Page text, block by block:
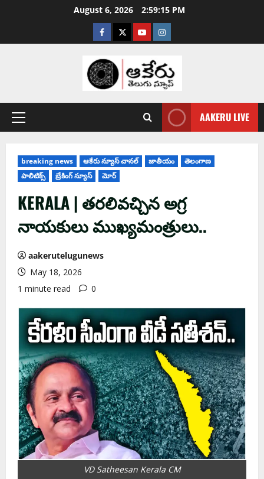
August 6, 2026 2:59:16 PM
AAKERU LIVE
breaking news ఆకేరు న్యూస్ చానల్ జాతీయం
తెలంగాణ
పాలిటిక్స్
బ్రేకింగ్ న్యూస్ మోర్
KERALA | తరలివచ్చిన అగ్ర
నాయకులు ముఖ్యమంత్రులు..
aakerutelugunews
May 18, 2026
1 minute read
0
VD Satheesan Kerala CM